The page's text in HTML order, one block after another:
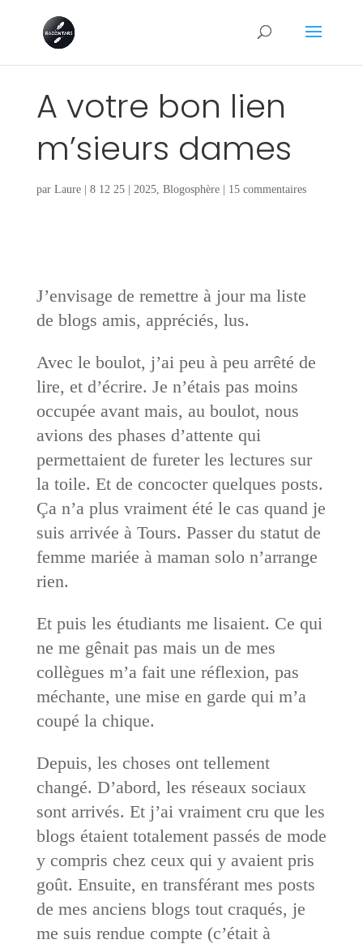
A votre bon lien
m’sieurs dames
par Laure| 8 12 25| 2025, Blogosphère| 15 commentaires
J’envisage de remettre à jour ma liste
de blogs amis, appréciés, lus.
Avec le boulot, j’ai peu à peu arrêté de
lire, et d’écrire. Je n’étais pas moins
occupée avant mais, au boulot, nous
avions des phases d’attente qui
permettaient de fureter les lectures sur
la toile. Et de concocter quelques posts.
Ça n’a plus vraiment été le cas quand je
suis arrivée à Tours. Passer du statut de
femme mariée à maman solo n’arrange
rien.
Et puis les étudiants me lisaient. Ce qui
ne me gênait pas mais un de mes
collègues m’a fait une réflexion, pas
méchante, une mise en garde qui m’a
coupé la chique.
Depuis, les choses ont tellement
changé. D’abord, les réseaux sociaux
sont arrivés. Et j’ai vraiment cru que les
blogs étaient totalement passés de mode
y compris chez ceux qui y avaient pris
goût. Ensuite, en transférant mes posts
de mes anciens blogs tout craqués, je
me suis rendue compte (c’était à